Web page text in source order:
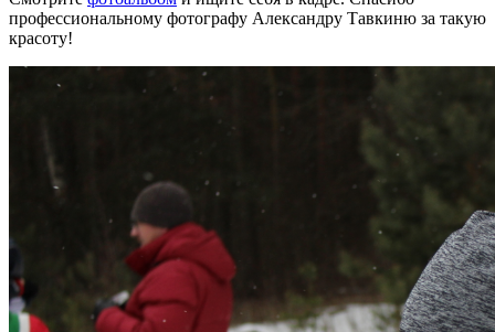
профессиональному фотографу Александру Тавкиню за такую
красоту!